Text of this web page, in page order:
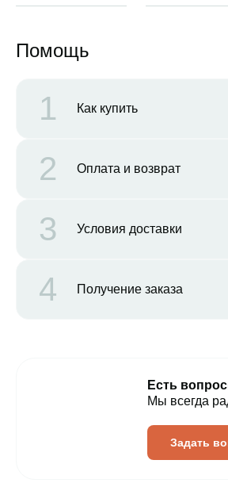
Помощь
1 Как купить
2 Оплата и возврат
3 Условия доставки
4 Получение заказа
Есть
Мы всегда
Задать